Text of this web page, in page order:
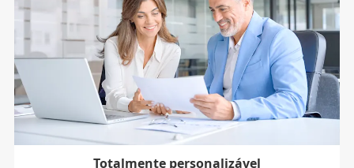
Totalmente personalizável